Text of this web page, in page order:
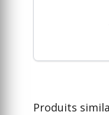
Produits